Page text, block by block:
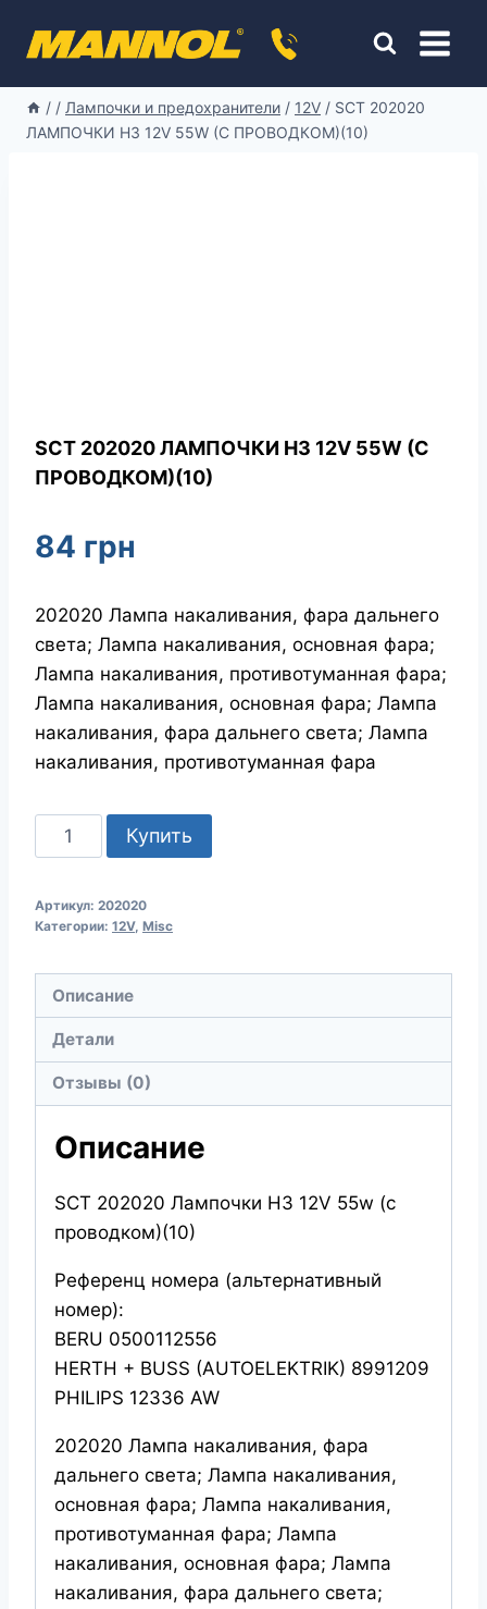
/ / Лампочки и предохранители / 12V / SCT 202020
ЛАМПОЧКИ H3 12V 55W (С ПРОВОДКОМ)(10)
SCT 202020 ЛАМПОЧКИ H3 12V 55W (С
ПРОВОДКОМ)(10)
84 грн
202020 Лампа накаливания, фара дальнего
света; Лампа накаливания, основная фара;
Лампа накаливания, противотуманная фара;
Лампа накаливания, основная фара; Лампа
накаливания, фара дальнего света; Лампа
накаливания, противотуманная фара
Количество
товара
202020
H3
12V
55W
(С
ПРОВОДКОМ)
Купить
Артикул: 202020
Категории: 12V, Misc
Описание
Детали
Отзывы (0)
Описание
SCT 202020 Лампочки H3 12V 55w (с
проводком)(10)
Референц номера (альтернативный
номер):
BERU 0500112556
HERTH + BUSS (AUTOELEKTRIK) 8991209
PHILIPS 12336 AW
202020 Лампа накаливания, фара
дальнего света; Лампа накаливания,
основная фара; Лампа накаливания,
противотуманная фара; Лампа
накаливания, основная фара; Лампа
накаливания, фара дальнего света;